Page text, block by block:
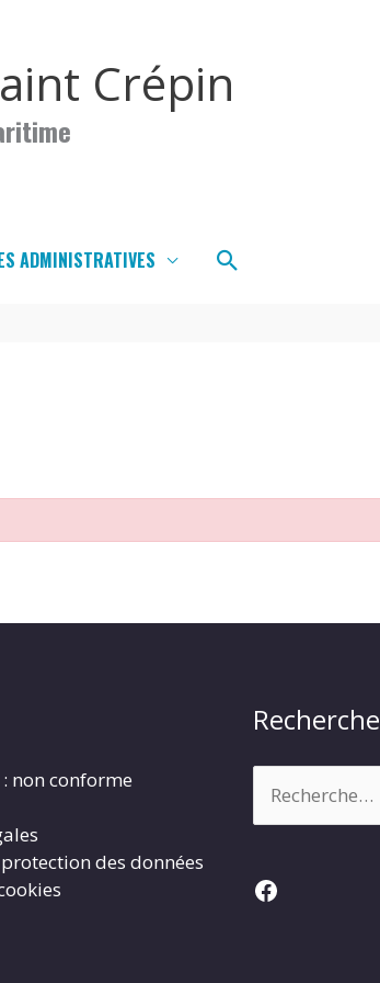
Crépin
ADMINISTRATIVES Rechercher
non conforme
des données
Recherche
Facebook